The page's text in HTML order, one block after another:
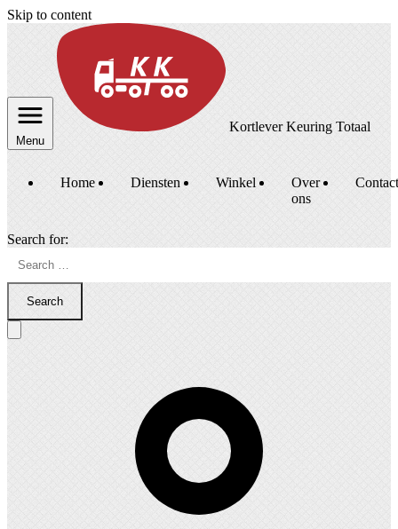
Skip to content
Menu
Kortlever Keuring Totaal
Home Diensten Winkel
Over
ons
Contact
Search for:
Search